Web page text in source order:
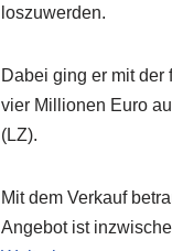
loszuwerden.
Dabei ging er mit
vier Millionen Euro
(LZ).
Mit dem Verkauf
Angebot ist